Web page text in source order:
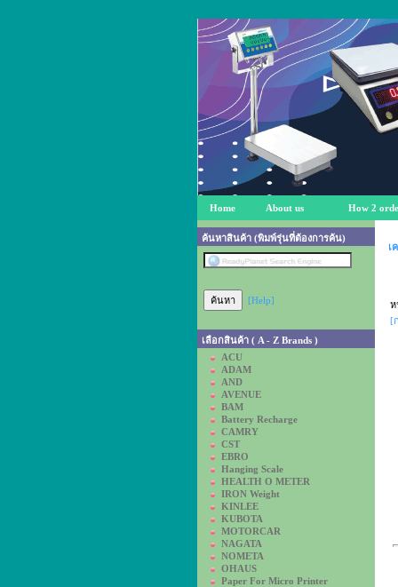
Home About us How 2
ค้นหาสินค้า (พิมพ์รุ่นที่ต้องการค้น)
[Help]
เลือกสินค้า ( A - Z Brands )
ACU
ADAM
AND
AVENUE
BAM
Battery Recharge
CAMRY
CST
EBRO
Hanging Scale
HEALTH O METER
IRON Weight
KINLEE
KUBOTA
MOTORCAR
NAGATA
NOMETA
OHAUS
Paper For Micro Printer
เ
ห
[